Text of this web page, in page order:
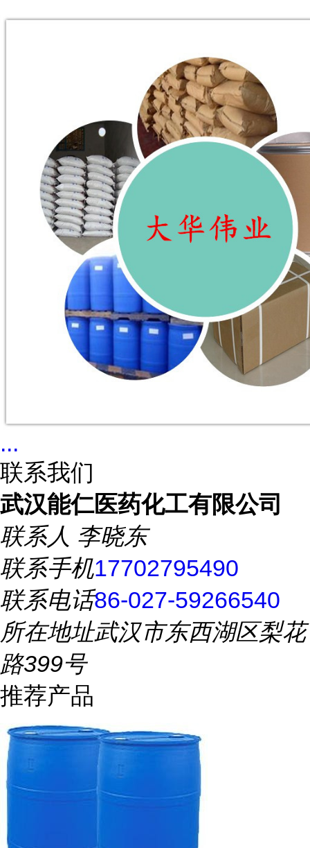
...
联系我们
武汉能仁医药化工有限公司
联系人 李晓东
联系手机17702795490
联系电话86-027-59266540
所在地址武汉市东西湖区梨花
路399号
推荐产品